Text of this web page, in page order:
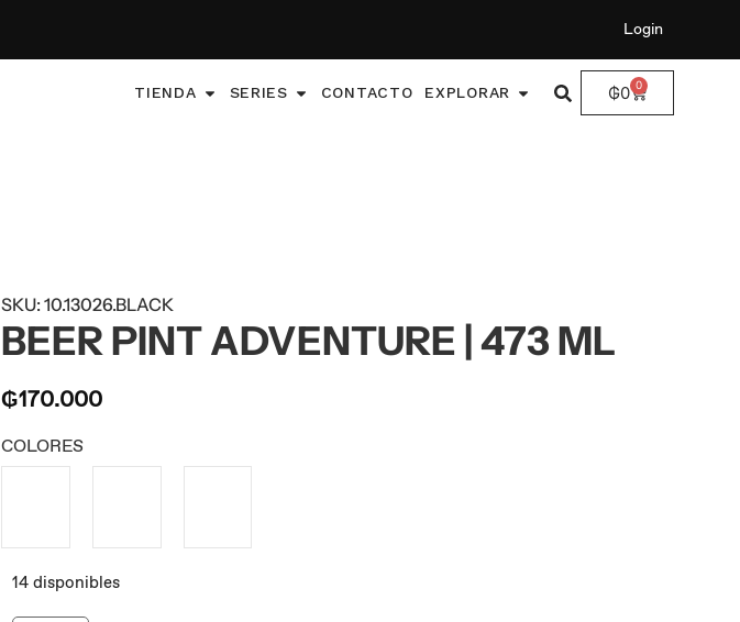
Login
TIENDA SERIES CONTACTO EXPLORAR ₲0 0
SKU: 10.13026.BLACK
BEER PINT ADVENTURE | 473 ML
₲170.000
COLORES
14 disponibles